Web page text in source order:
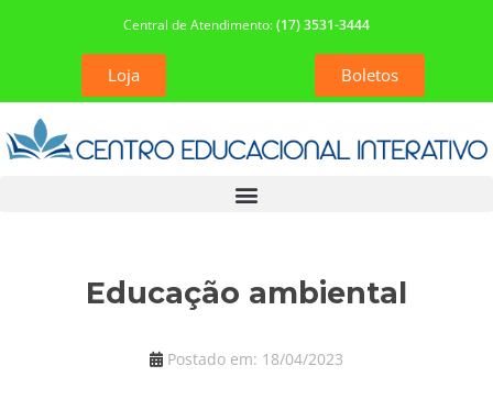
Central de Atendimento:(17) 3531-3444
Loja Boletos
Educação ambiental
Postado em: 18/04/2023